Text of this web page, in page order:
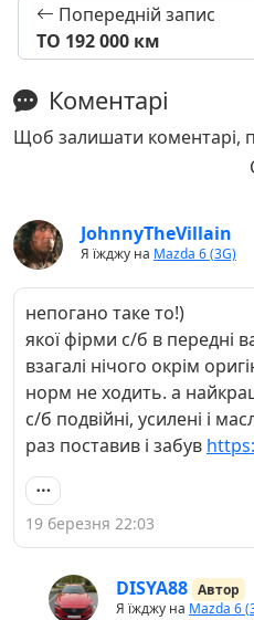
Попередній запис
ТО 192 000 км
Коментарі
Щоб залишати коментарі,
JohnnyTheVillain
Я їжджу на Mazda 6 (3G)
непогано таке то!)
якої фірми с/б в передні
взагалі нічого окрім
норм не ходить. а
с/б подвійні, усилені і
раз поставив і забув
19 березня 22:03
DISYA88 Автор
Я їжджу на Mazda 6